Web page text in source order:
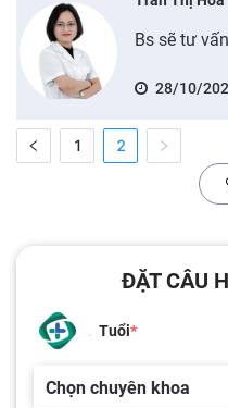
Bs sẽ tư
28/10/
1 2
ĐẶT CÂU
Tuổi
Chọn chuyên khoa